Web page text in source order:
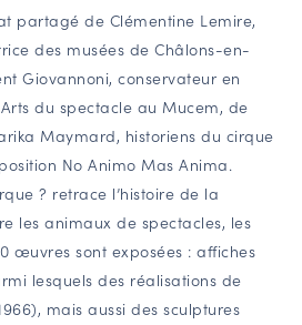
partagé de Clémentine Lemire,
des musées de Châlons-en-
Giovannoni, conservateur en
du spectacle au Mucem, de
Maymard, historiens du cirque
No Animo Mas Anima.
? retrace l’histoire de la
les animaux de spectacles, les
œuvres sont exposées : affiches
lesquels des réalisations de
mais aussi des sculptures